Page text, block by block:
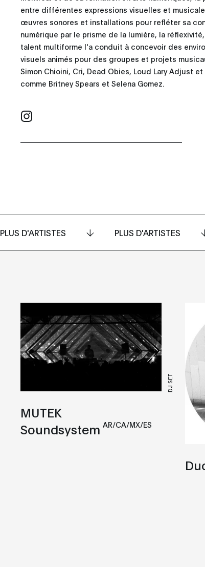
entre différentes expressions visuelles et
œuvres sonores et installations pour refléter sa
numérique par le prisme de la lumière, la
talent multiforme l'a conduit à concevoir des
visuels animés pour des groupes et projets
Simon Chioini, Cri, Dead Obies, Loud Lary Adjust
comme Britney Spears et Selena Gomez.
PLUS D'ARTISTES PLUS D'ARTISTES
DJ SET
MUTEK
Soundsystem AR/CA/MX/ES